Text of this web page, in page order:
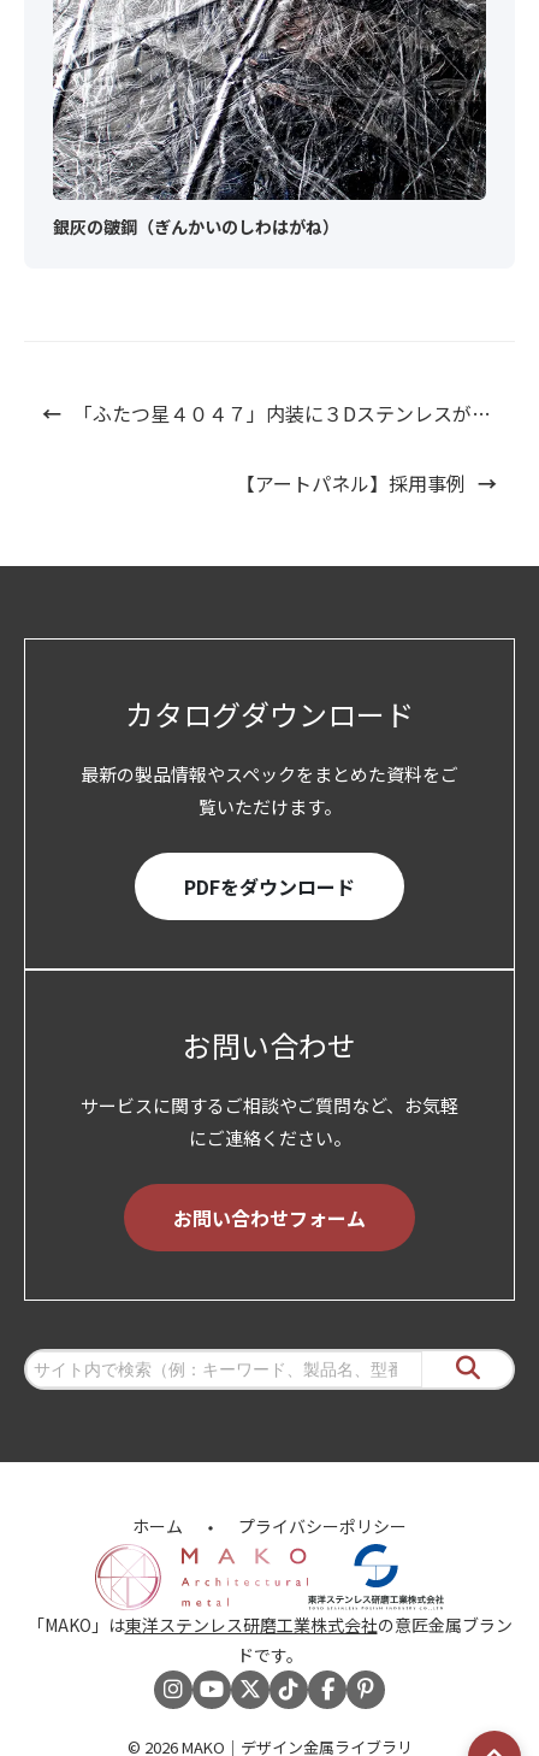
銀灰の皺鋼（ぎんかいのしわはがね）
← 「ふたつ星４０４７」内装に３Dステンレスが採用されました。
【アートパネル】採用事例 →
カタログダウンロード
最新の製品情報やスペックをまとめた資料をご
覧いただけます。
PDFをダウンロード
お問い合わせ
サービスに関するご相談やご質問など、お気軽
にご連絡ください。
お問い合わせフォーム
ホーム プライバシーポリシー
「MAKO」は東洋ステンレス研磨工業株式会社の意匠金属ブラン
ドです。
© 2026MAKO｜デザイン金属ライブラリ